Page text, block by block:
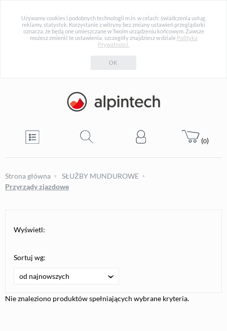
Używamy cookies i podobnych technologii m.in. w celach: świadczenia usług,
reklamy, statystyk. Korzystanie z witryny bez zmiany ustawień przeglądarki
oznacza, że będą one umieszczane w Twoim urządzeniu końcowym. Zawsze
możesz zmienić te ustawienia; szczegóły znajdziesz w dziale Polityka
Prywatności.
OK
(0)
Strona główna
SŁUŻBY MUNDUROWE
Przyrządy zjazdowe
Wyświetl:
Sortuj wg:
od najnowszych
Nie znaleziono produktów spełniających wybrane kryteria.